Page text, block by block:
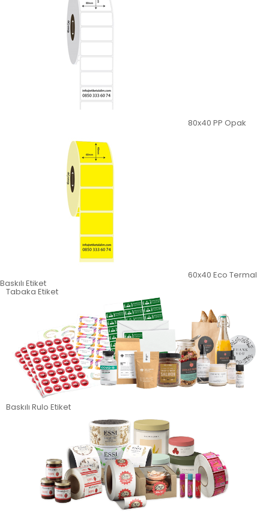
80x40 PP Opak
60x40 Eco Termal
Baskılı Etiket
Tabaka Etiket
Baskılı Rulo Etiket